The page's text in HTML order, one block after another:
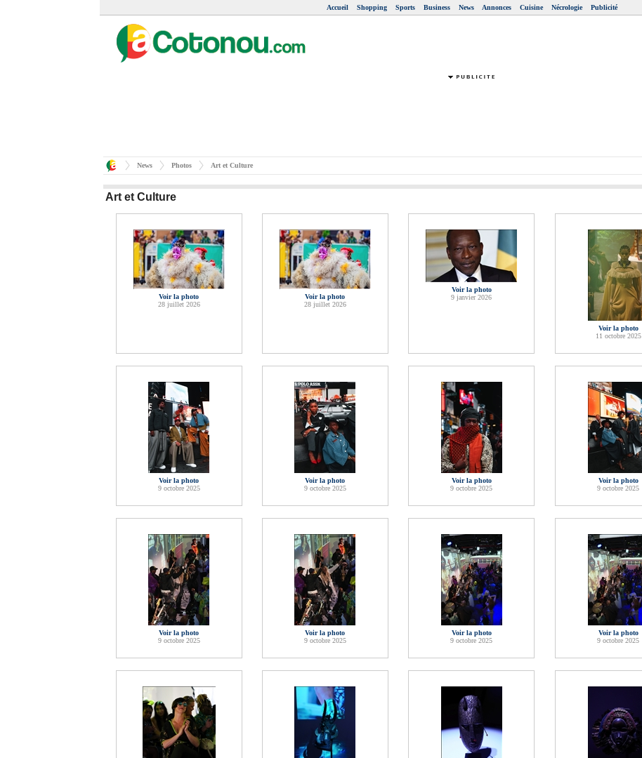
Accueil Shopping Sports Business News Annonces Cuisine Nécrologie Publicité
News Photos Art et Culture
Art et Culture
Voir la photo
28 juillet 2026
Voir la photo
28 juillet 2026
Voir la photo
9 janvier 2026
Voir la photo
11 octobre 2025
Voir la photo
9 octobre 2025
Voir la photo
9 octobre 2025
Voir la photo
9 octobre 2025
Voir la photo
9 octobre 2025
Voir la photo
9 octobre 2025
Voir la photo
9 octobre 2025
Voir la photo
9 octobre 2025
Voir la photo
9 octobre 2025